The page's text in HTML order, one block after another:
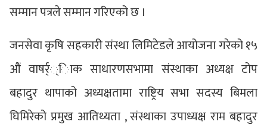
सम्मान पत्रले सम्मान गरिएको छ ।
जनसेवा कृषि सहकारी संस्था लिमिटेडले आयोजना गरेको १५
औं वाषर्र््िाक साधारणसभामा संस्थाका अध्यक्ष टोप
बहादुर थापाको अध्यक्षतामा राष्ट्रिय सभा सदस्य बिमला
घिमिरेको प्रमुख आतिथ्यता , संस्थाका उपाध्यक्ष राम बहादुर